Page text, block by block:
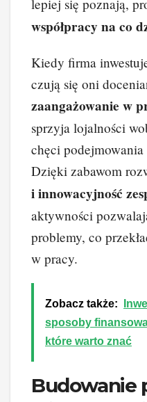
lepiej się poznają,
współpracy na co
Kiedy firma
czują się oni
zaangażowanie w
sprzyja lojalności
chęci
Dzięki zabawom
i innowacyjność
aktywności
problemy, co
w pracy.
Zobacz także:
sposoby
które warto znać
Budowanie